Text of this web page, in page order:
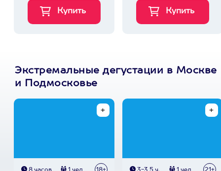
Экстремальные дегустации в Москве
и Подмосковье